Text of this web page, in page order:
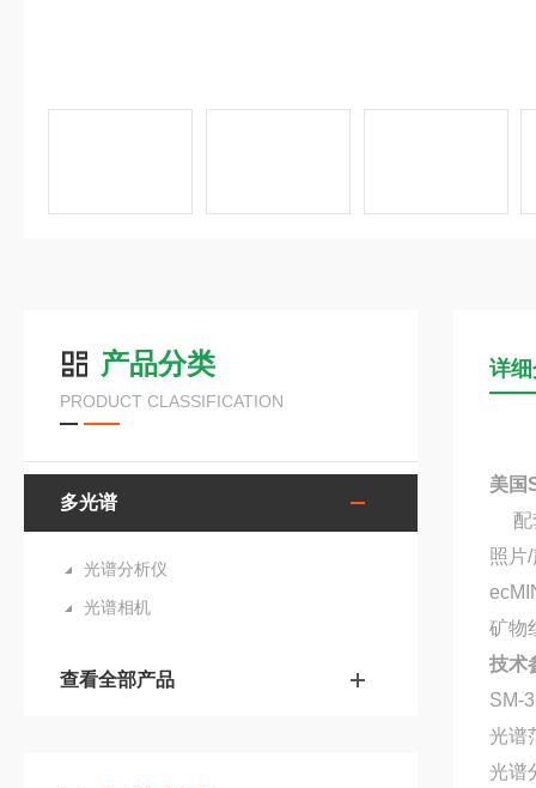
产品分类
PRODUCT CLASSIFICATION
多光谱
光谱分析仪
光谱相机
查看全部产品
详
美国
配
照片
矿物
技术
SM-
光谱
光谱